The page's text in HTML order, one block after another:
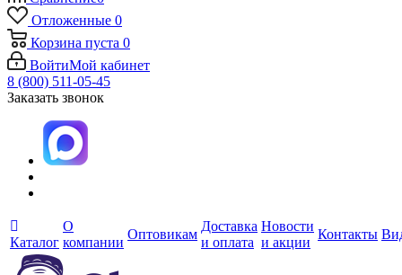
Отложенные 0
Корзина пуста 0
ВойтиМой кабинет
8 (800) 511-05-45
Заказать звонок
Каталог
О
компании
Оптовикам
Доставка
и оплата
Новости
и акции
Контакты